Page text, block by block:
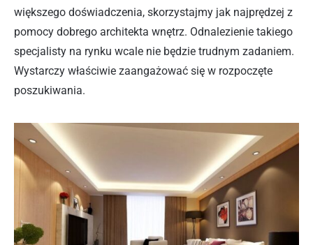
większego doświadczenia, skorzystajmy jak najprędzej z
pomocy dobrego architekta wnętrz. Odnalezienie takiego
specjalisty na rynku wcale nie będzie trudnym zadaniem.
Wystarczy właściwie zaangażować się w rozpoczęte
poszukiwania.